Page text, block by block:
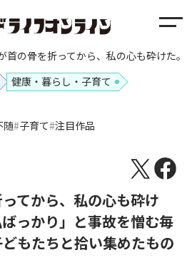
メ
ニ
ュ
首の骨を折ってから、私の心も砕けた
健康・暮らし・子育て
随 子育て 注目作品
てから、私の心も砕け
っかり」と事故を憎む毎
もたちと拾い集めたもの